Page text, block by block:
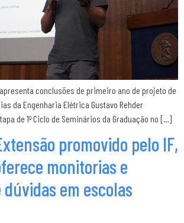
conclusões de primeiro ano de projeto de
da Engenharia Elétrica Gustavo Rehder
de 1º Ciclo de Seminários da Graduação no […]
promovido pelo IF,
monitorias e
em escolas